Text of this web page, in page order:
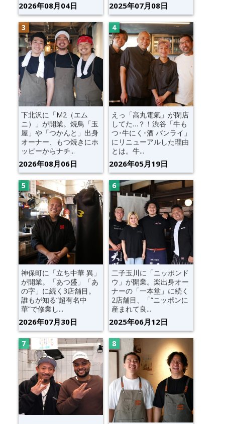
2026年08月04日 2025年07月08日
下北沢に「M2（エム
ニ）」が開業。焼鳥「玉
屋」や「つかんと」出身
オーナー、もつ焼きにホ
ッピーからナチ...
2026年08月06日
えっ「高丸電氣」が閉店
してた…？！渋谷「牛も
つ･牛にく･酒 バンライ」
にリニューアルした理由
とは。牛...
2026年05月19日
神保町に「立ち中華 異」
が開業。「あつ盛」「あ
の字」に続く3店舗目。
誰もが知る“超有名中
華”で修業し...
2026年07月30日
二子玉川に「ニッポンド
ウ」が開業。楽出身オー
ナーの「一本堂」に続く
2店舗目、「“ニッポンに
産まれて良...
2025年06月12日